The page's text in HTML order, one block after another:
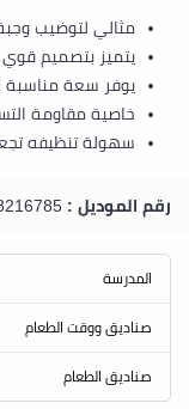
مثالي لتوضيب
يتميز بتصميم قوي
يوفر سعة مناسبة
خاصية مقاومة
سهولة تنظيفه
رقم الموديل :
المدرسة
صناديق ووقت الطعام
صناديق الطعام